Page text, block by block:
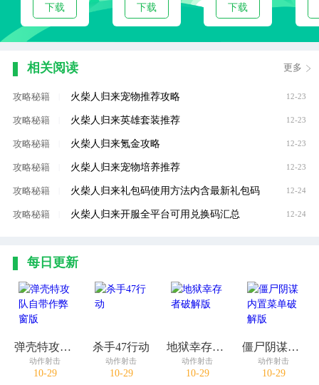
下载 下载 下载
相关阅读 更多
攻略秘籍 火柴人归来宠物推荐攻略 12-23
攻略秘籍 火柴人归来英雄套装推荐 12-23
攻略秘籍 火柴人归来氪金攻略 12-23
攻略秘籍 火柴人归来宠物培养推荐 12-23
攻略秘籍 火柴人归来礼包码使用方法内含最新礼包码 12-24
攻略秘籍 火柴人归来开服全平台可用兑换码汇总 12-24
每日更新
弹壳特攻队自带作弊窗版
动作射击
10-29
杀手47行动
动作射击
10-29
地狱幸存者破解版
动作射击
10-29
僵尸阴谋内置菜单破解版
动作射击
10-29